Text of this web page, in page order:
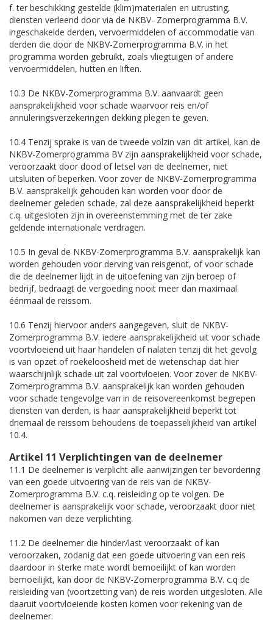
f. ter beschikking gestelde (klim)materialen en uitrusting,
diensten verleend door via de NKBV- Zomerprogramma B.V.
ingeschakelde derden, vervoermiddelen of accommodatie van
derden die door de NKBV-Zomerprogramma B.V. in het
programma worden gebruikt, zoals vliegtuigen of andere
vervoermiddelen, hutten en liften.
10.3 De NKBV-Zomerprogramma B.V. aanvaardt geen
aansprakelijkheid voor schade waarvoor reis en/of
annuleringsverzekeringen dekking plegen te geven.
10.4 Tenzij sprake is van de tweede volzin van dit artikel, kan de
NKBV-Zomerprogramma BV zijn aansprakelijkheid voor schade,
veroorzaakt door dood of letsel van de deelnemer, niet
uitsluiten of beperken. Voor zover de NKBV-Zomerprogramma
B.V. aansprakelijk gehouden kan worden voor door de
deelnemer geleden schade, zal deze aansprakelijkheid beperkt
c.q. uitgesloten zijn in overeenstemming met de ter zake
geldende internationale verdragen.
10.5 In geval de NKBV-Zomerprogramma B.V. aansprakelijk kan
worden gehouden voor derving van reisgenot, of voor schade
die de deelnemer lijdt in de uitoefening van zijn beroep of
bedrijf, bedraagt de vergoeding nooit meer dan maximaal
éénmaal de reissom.
10.6 Tenzij hiervoor anders aangegeven, sluit de NKBV-
Zomerprogramma B.V. iedere aansprakelijkheid uit voor schade
voortvloeiend uit haar handelen of nalaten tenzij dit het gevolg
is van opzet of roekeloosheid met de wetenschap dat hier
waarschijnlijk schade uit zal voortvloeien. Voor zover de NKBV-
Zomerprogramma B.V. aansprakelijk kan worden gehouden
voor schade tengevolge van in de reisovereenkomst begrepen
diensten van derden, is haar aansprakelijkheid beperkt tot
driemaal de reissom behoudens de toepasselijkheid van artikel
10.4.
Artikel 11 Verplichtingen van de deelnemer
11.1 De deelnemer is verplicht alle aanwijzingen ter bevordering
van een goede uitvoering van de reis van de NKBV-
Zomerprogramma B.V. c.q. reisleiding op te volgen. De
deelnemer is aansprakelijk voor schade, veroorzaakt door niet
nakomen van deze verplichting.
11.2 De deelnemer die hinder/last veroorzaakt of kan
veroorzaken, zodanig dat een goede uitvoering van een reis
daardoor in sterke mate wordt bemoeilijkt of kan worden
bemoeilijkt, kan door de NKBV-Zomerprogramma B.V. c.q de
reisleiding van (voortzetting van) de reis worden uitgesloten. Alle
daaruit voortvloeiende kosten komen voor rekening van de
deelnemer.